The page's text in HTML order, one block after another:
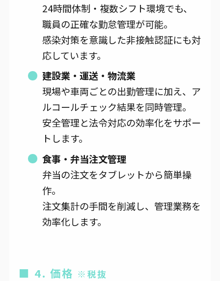
24時間体制・複数シフト環境でも、
職員の正確な勤怠管理が可能。
感染対策を意識した非接触認証にも対
応しています。
建設業・運送・物流業
現場や車両ごとの出勤管理に加え、ア
ルコールチェック結果を同時管理。
安全管理と法令対応の効率化をサポー
トします。
食事・弁当注文管理
弁当の注文をタブレットから簡単操
作。
注文集計の手間を削減し、管理業務を
効率化します。
■ 4. 価格 ※税抜